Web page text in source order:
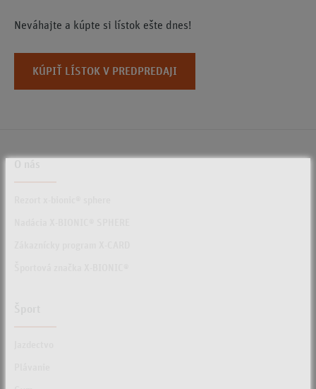
Neváhajte a kúpte si lístok ešte dnes!
KÚPIŤ LÍSTOK V PREDPREDAJI